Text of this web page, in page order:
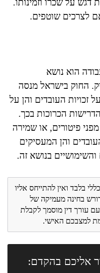
לצרכים שוטפים.
הוא נושא
החוק בישראל מנסה
זכויות העובדים והן על
הכרוכות בכך.
פיטורים, או שמירה
והן המעסיקים
בנושא זה.
בלבד ואין להתייחס אליו
בחינה מעמיקה של
עורך דין מוסמך לקבלת
למצבכם האישי.
אליכם בהקדם: